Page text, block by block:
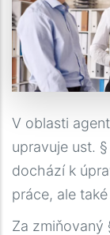
V oblasti
upravuje ust.
dochází k
práce, ale
Za zmiňovaný